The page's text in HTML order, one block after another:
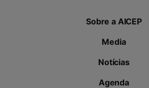
Sobre a AICEP
Media
Notícias
Agenda